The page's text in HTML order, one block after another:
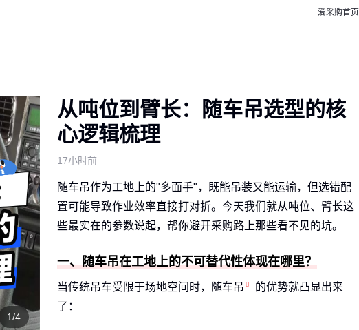
爱采购首页
1/4
从吨位到臂长：随车吊选型的核
心逻辑梳理
17小时前
随车吊作为工地上的"多面手"，既能吊装又能运输，但选错配
置可能导致作业效率直接打对折。今天我们就从吨位、臂长这
些最实在的参数说起，帮你避开采购路上那些看不见的坑。
一、随车吊在工地上的不可替代性体现在哪里？
当传统吊车受限于场地空间时， 随车吊
的优势就凸显出来
了：